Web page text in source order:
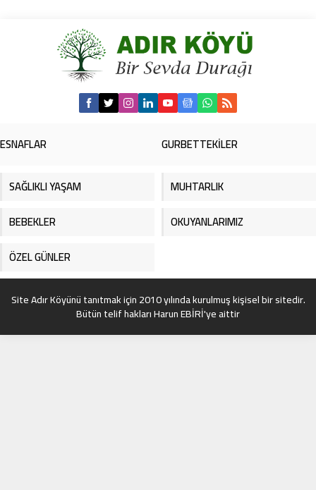
ESNAFLAR GURBETTEKİLER
SAĞLIKLI YAŞAM
MUHTARLIK
BEBEKLER
OKUYANLARIMIZ
ÖZEL GÜNLER
Site Adır Köyünü tanıtmak için 2010 yılında kurulmuş kişisel bir sitedir.
Bütün telif hakları Harun EBİRİ'ye aittir